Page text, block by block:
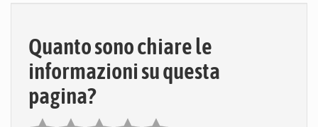
Quanto sono chiare le
informazioni su questa
pagina?